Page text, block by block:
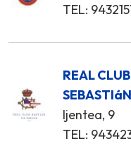
TEL:
REAL
SEBASTIáN
Ijentea, 9
TEL: